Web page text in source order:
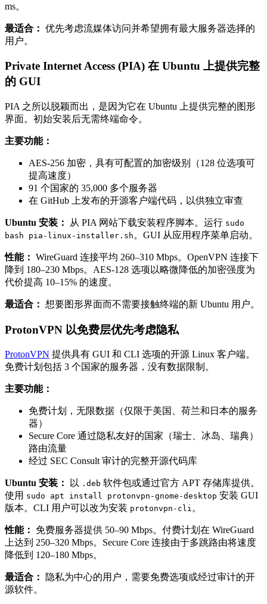
ms。
最适合： 优先考虑流媒体访问并希望拥有最大服务器选择的
用户。
Private Internet Access (PIA) 在 Ubuntu 上提供完整
的 GUI
PIA 之所以脱颖而出，是因为它在 Ubuntu 上提供完整的图形
界面。初始安装后无需终端命令。
主要功能：
AES-256 加密，具有可配置的加密级别（128 位选项可
提高速度）
91 个国家的 35,000 多个服务器
在 GitHub 上发布的开源客户端代码，以供独立审查
Ubuntu 安装： 从 PIA 网站下载安装程序脚本。运行 sudo
bash pia-linux-installer.sh 。GUI 从应用程序菜单启动。
性能： WireGuard 连接平均 260–310 Mbps。OpenVPN 连接下
降到 180–230 Mbps。AES-128 选项以略微降低的加密强度为
代价提高 10–15% 的速度。
最适合： 想要图形界面而不需要接触终端的新 Ubuntu 用户。
ProtonVPN 以免费层优先考虑隐私
ProtonVPN 提供具有 GUI 和 CLI 选项的开源 Linux 客户端。
免费计划包括 3 个国家的服务器，没有数据限制。
主要功能：
免费计划，无限数据（仅限于美国、荷兰和日本的服务
器）
Secure Core 通过隐私友好的国家（瑞士、冰岛、瑞典）
路由流量
经过 SEC Consult 审计的完整开源代码库
Ubuntu 安装： 以 .deb 软件包或通过官方 APT 存储库提供。
使用 sudo apt install protonvpn-gnome-desktop 安装 GUI
版本。CLI 用户可以改为安装 protonvpn-cli。
性能：
免费服务器提供 50–90 Mbps。付费计划在 WireGuard
上达到 250–320 Mbps。Secure Core 连接由于多跳路由将速度
降低到 120–180 Mbps。
最适合：
隐私为中心的用户，需要免费选项或经过审计的开
源软件。